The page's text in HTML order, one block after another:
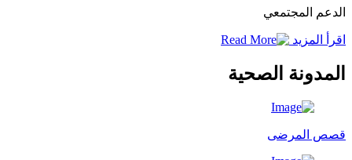
الدعم المجتمعي
اقرأ المزيد
المدونة الصحية
قصص المرضى